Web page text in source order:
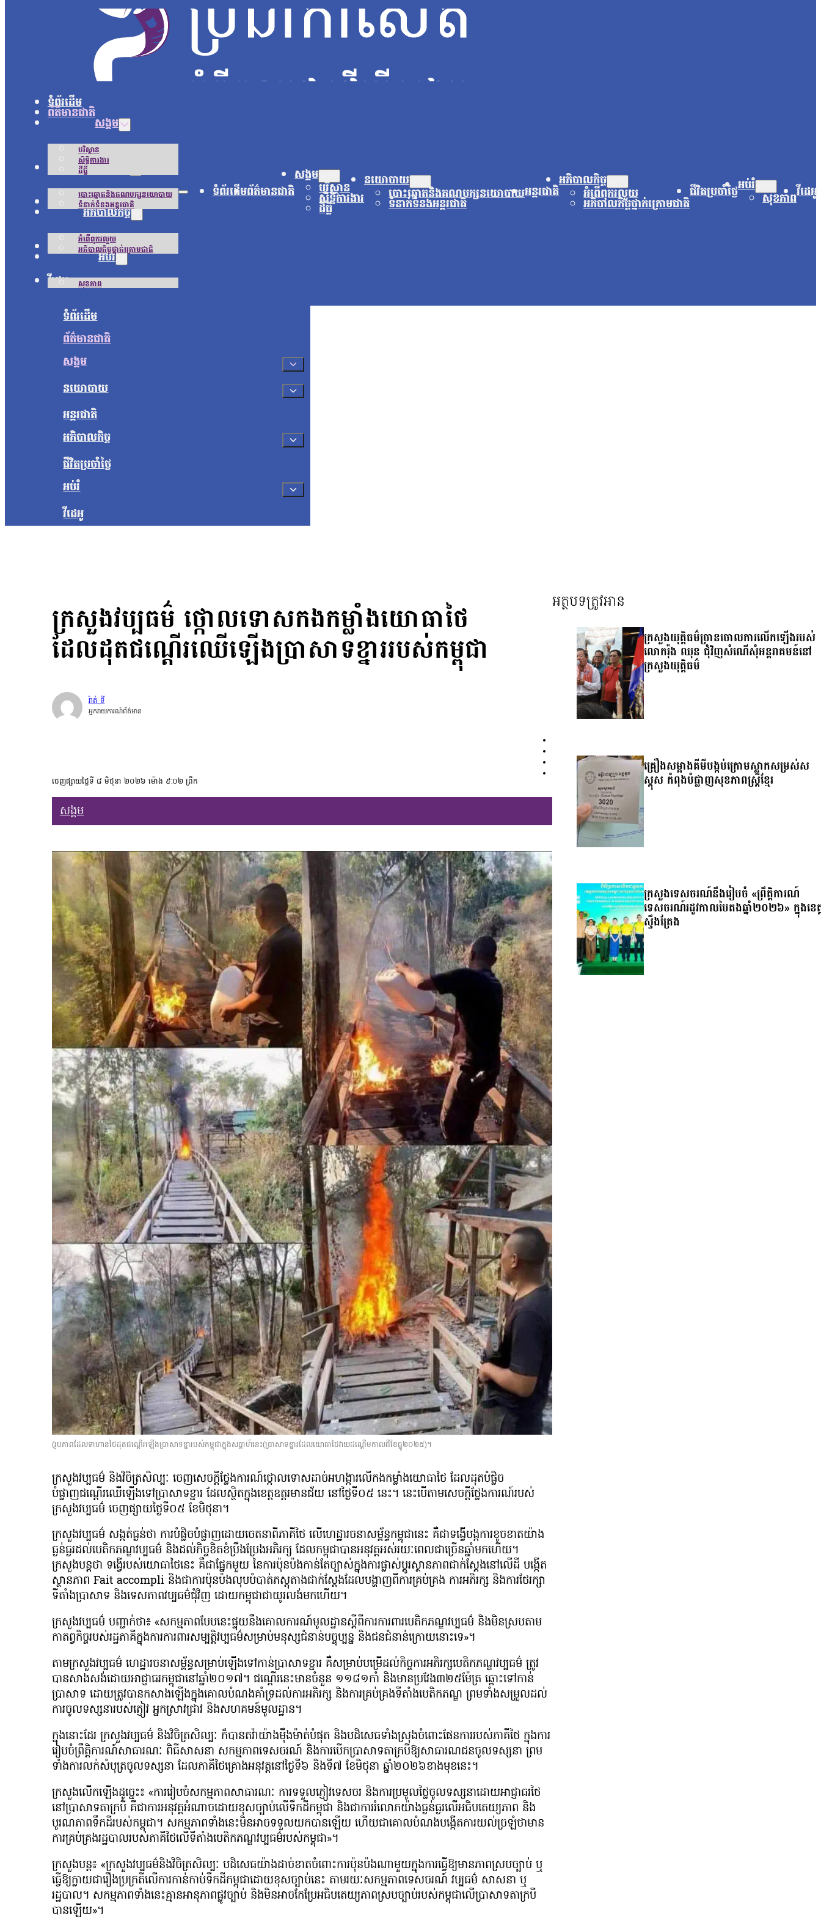
ទំព័រដើម
ព័ត៌មានជាតិ
សង្គម
បរិស្ថាន
សិទ្ធិការងារ
ដីធ្លីនយោបាយ
បោះឆ្នោតនិងគណបក្សនយោបាយ
ទំនាក់ទំនងអន្តរជាតិ
អន្តរជាតិ
អភិបាលកិច្ច
អំពើពុករលួយ
អភិបាលកិច្ចថ្នាក់ក្រោមជាតិ
ជីវិតប្រចាំថ្ងៃ
អប់រំ
សុខភាព
វីដេអូ
ទំព័រដើមព័ត៌មានជាតិ
សង្គម
បរិស្ថាន
សិទ្ធិការងារ
ដីធ្លី
នយោបាយ
បោះឆ្នោតនិងគណបក្សនយោបាយ
ទំនាក់ទំនងអន្តរជាតិ
អន្តរជាតិ
អភិបាលកិច្ច
អំពើពុករលួយ
អភិបាលកិច្ចថ្នាក់ក្រោមជាតិ
ជីវិតប្រចាំថ្ងៃអប់រំ
សុខភាពវីដេអូ
ទំព័រដើម
ព័ត៌មានជាតិ
សង្គម
នយោបាយ
អន្តរជាតិ
អភិបាលកិច្ច
ជីវិតប្រចាំថ្ងៃ
អប់រំ
វីដេអូ
ក្រសួងវប្បធម៌ ថ្កោលទោសកងកម្លាំងយោធាថៃ
ដែលដុតជណ្តើរឈើឡើងប្រាសាទខ្នាររបស់កម្ពុជា
រ៉ាត់ ទី
អ្នករាយការណ៍ព័ត៌មាន
ចេញផ្សាយថ្ងៃទី ៨ មិថុនា ២០២៦ ម៉ោង ៩:០២ ព្រឹក
សង្គម
(រូបភាពដែលទាហានថៃដុតជណ្ដើរឡើងប្រាសាទខ្នារបស់កម្ពុជាក្នុងសប្ដាហ៍នេះ(ប្រាសាទខ្នារដែលយោធាថៃវាយដណ្ដើមកាលពីខែធ្នូ២០២៥)។
ក្រសួងវប្បធម៌ និងវិចិត្រសិល្បៈ ចេញសេចក្តីថ្លែងការណ៍ថ្កោលទោសដាច់អហង្ការលើកងកម្លាំងយោធាថៃ ដែលដុតបំផ្លិច
បំផ្លាញជណ្តើរឈើឡើងទៅប្រាសាទខ្នារ ដែលស្ថិតក្នុងខេត្តឧត្តរមានជ័យ នៅថ្ងៃទី០៥ នេះ។ នេះបើតាមសេចក្ដីថ្លែងការណ៍របស់
ក្រសួងវប្បធម៌ ចេញផ្សាយថ្ងៃទី០៥ ខែមិថុនា។
ក្រសួងវប្បធម៌ សង្កត់ធ្ងន់ថា ការបំផ្លិចបំផ្លាញដោយចេតនាពីភាគីថៃ លើហេដ្ឋារចនាសម្ព័ន្ធកម្ពុជានេះ គឺជាទង្វើបង្កការខូចខាតយ៉ាង
ធ្ងន់ធ្ងរដល់បេតិកភណ្ឌវប្បធម៌ និងដល់កិច្ចខិតខំប្រឹងប្រែងអភិរក្ស ដែលកម្ពុជាបានអនុវត្តអស់រយៈពេលជាច្រើនឆ្នាំមកហើយ។
ក្រសួងបន្តថា ទង្វើរបស់យោធាថៃនេះ គឺជាផ្នែកមួយ នៃការប៉ុនប៉ងកាន់តែច្បាស់ក្នុងការផ្លាស់ប្តូរស្ថានភាពជាក់ស្តែងនៅលើដី បង្កើត
ស្ថានភាព Fait accompli និងជាការប៉ុនប៉ងលុបបំបាត់ភស្តុតាងជាក់ស្តែងដែលបង្ហាញពីការគ្រប់គ្រង ការអភិរក្ស និងការថែរក្សា
ទីតាំងប្រាសាទ និងទេសភាពវប្បធម៌ជុំវិញ ដោយកម្ពុជាជាយូរលង់មកហើយ។
ក្រសួងវប្បធម៌ បញ្ជាក់ថា៖ «សកម្មភាពបែបនេះផ្ទុយនឹងគោលការណ៍មូលដ្ឋានស្តីពីការការពារបេតិកភណ្ឌវប្បធម៌ និងមិនស្របតាម
កាតព្វកិច្ចរបស់រដ្ឋភាគីក្នុងការការពារសម្បត្តិវប្បធម៌សម្រាប់មនុស្សជំនាន់បច្ចុប្បន្ន និងជនជំនាន់ក្រោយនោះទេ»។
តាមក្រសួងវប្បធម៌ ហេដ្ឋារចនាសម្ព័ន្ធសម្រាប់ឡើងទៅកាន់ប្រាសាទខ្នារ គឺសម្រាប់បម្រើដល់កិច្ចការអភិរក្សបេតិកភណ្ឌវប្បធម៌ ត្រូវ
បានសាងសង់ដោយអាជ្ញាធរកម្ពុជានៅឆ្នាំ២០១៧។ ជណ្តើរនេះមានចំនួន ១១៨១កាំ និងមានប្រវែង៣២៥ម៉ែត្រ ឆ្ពោះទៅកាន់
ប្រាសាទ ដោយត្រូវបានកសាងឡើងក្នុងគោលបំណងគាំទ្រដល់ការអភិរក្ស និងការគ្រប់គ្រងទីតាំងបេតិកភណ្ឌ ព្រមទាំងសម្រួលដល់
ការចូលទស្សនារបស់ភ្ញៀវ អ្នកស្រាវជ្រាវ និងសហគមន៍មូលដ្ឋាន។
ក្នុងនោះដែរ ក្រសួងវប្បធម៌ និងវិចិត្រសិល្បៈ ក៏បានតវ៉ាយ៉ាងម៉ឺងម៉ាត់បំផុត និងបដិសេធទាំង​ស្រុងចំពោះផែនការរបស់ភាគីថៃ ក្នុងការ
រៀបចំព្រឹត្តិការណ៍សាធារណៈ ពិធីសាសនា សកម្ម​ភាព​ទេសចរណ៍ និងការបើកប្រាសាទតាក្របីឱ្យសាធារណជនចូលទស្សនា ព្រម
ទាំងការលក់សំបុត្រចូលទស្សនា ដែលភាគីថៃគ្រោងអនុវត្តនៅថ្ងៃទី៦ និងទី៧ ខែមិថុនា ឆ្នាំ២០២៦ខាងមុខនេះ។
ក្រសួងលើកឡើងដូច្នេះ៖ «ការរៀបចំសកម្មភាពសាធារណៈ ការទទួលភ្ញៀវទេសចរ និងការប្រមូលថ្លៃចូលទស្សនាដោយអាជ្ញាធរថៃ
នៅប្រាសាទតាក្របី គឺជាការអនុវត្តអំណាចដោយខុសច្បាប់លើទឹកដីកម្ពុជា និងជាការរំលោភយ៉ាងធ្ងន់ធ្ងរលើអធិបតេយ្យភាព និង
បូរណភាពទឹកដីរបស់កម្ពុជា។ សកម្មភាពទាំងនេះមិនអាចទទួលយកបានឡើយ ហើយជាគោលបំណងបង្កើតការយល់ច្រឡំថាមាន
ការគ្រប់គ្រងរដ្ឋបាលរបស់ភាគីថៃលើទីតាំងបេតិកភណ្ឌវប្បធម៌របស់កម្ពុជា»។
ក្រសួងបន្ត៖ «ក្រសួងវប្បធម៌និងវិចិត្រសិល្បៈ បដិសេធយ៉ាងដាច់ខាតចំពោះការប៉ុនប៉ងណាមួយក្នុងការធ្វើឱ្យមានភាពស្របច្បាប់ ឬ
ធ្វើឱ្យក្លាយជារឿងប្រក្រតីលើការកាន់កាប់ទឹកដីកម្ពុជាដោយខុសច្បាប់នេះ តាមរយៈសកម្មភាពទេសចរណ៍ វប្បធម៌ សាសនា ឬ
រដ្ឋបាល។ សកម្មភាពទាំងនេះគ្មានអានុភាពផ្លូវច្បាប់ និងមិនអាចកែប្រែអធិបតេយ្យភាពស្របច្បាប់របស់កម្ពុជាលើប្រាសាទតាក្របី
បានឡើយ»។
អត្ថបទត្រូវអាន
ក្រសួងយុត្តិធម៌ច្រានចោលការលើកឡើងរបស់
លោករ៉ុង ឈុន ជុំវិញសំណើសុំអន្តរាគមន៍នៅ
ក្រសួងយុត្តិធម៌
គ្រឿងសម្អាងគីមីបង្កប់ក្រោមស្លាកសម្រស់ស
ស្គុស កំពុងបំផ្លាញសុខភាពស្ត្រីខ្មែរ
ក្រសួងទេសចរណ៍នឹងរៀបចំ «ព្រឹត្តិការណ៍
ទេសចរណ៍រដូវកាលបៃតងឆ្នាំ២០២៦» ក្នុងខេ
ស្ទឹងត្រែង